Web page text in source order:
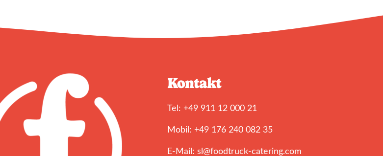
Kontakt
Tel: +49 911 12 000 21
Mobil: +49 176 240 082 35
E-Mail: sl@foodtruck-catering.com